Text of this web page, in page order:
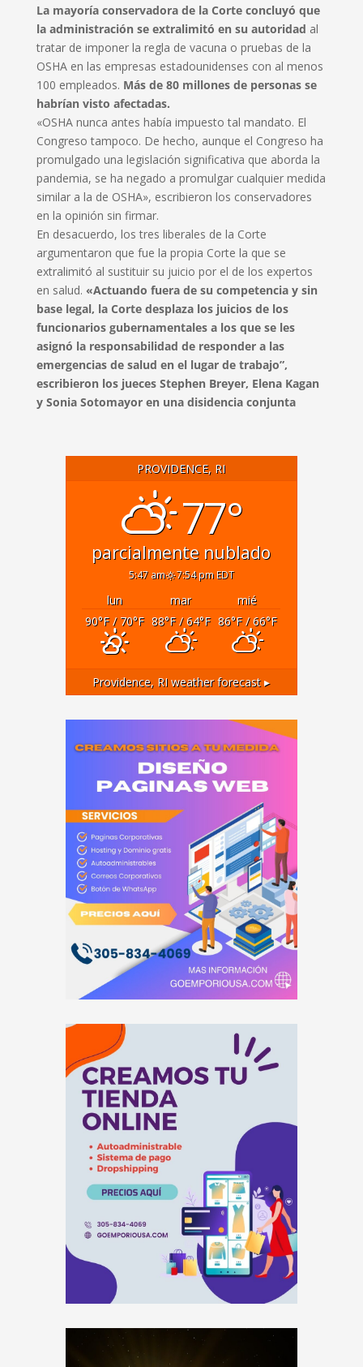
La mayoría conservadora de la Corte concluyó que
la administración se extralimitó en su autoridad al
tratar de imponer la regla de vacuna o pruebas de la
OSHA en las empresas estadounidenses con al menos
100 empleados. Más de 80 millones de personas se
habrían visto afectadas.
«OSHA nunca antes había impuesto tal mandato. El
Congreso tampoco. De hecho, aunque el Congreso ha
promulgado una legislación significativa que aborda la
pandemia, se ha negado a promulgar cualquier medida
similar a la de OSHA», escribieron los conservadores
en la opinión sin firmar.
En desacuerdo, los tres liberales de la Corte
argumentaron que fue la propia Corte la que se
extralimitó al sustituir su juicio por el de los expertos
en salud. «Actuando fuera de su competencia y sin
base legal, la Corte desplaza los juicios de los
funcionarios gubernamentales a los que se les
asignó la responsabilidad de responder a las
emergencias de salud en el lugar de trabajo”,
escribieron los jueces Stephen Breyer, Elena Kagan
y Sonia Sotomayor en una disidencia conjunta
PROVIDENCE, RI
77°
parcialmente nublado
5:47 am 7:54 pm EDT
lun mar
mié
90°F/ 70°F 88°F/ 64°F 86°F/ 66°F
Providence, RI weather forecast ▸